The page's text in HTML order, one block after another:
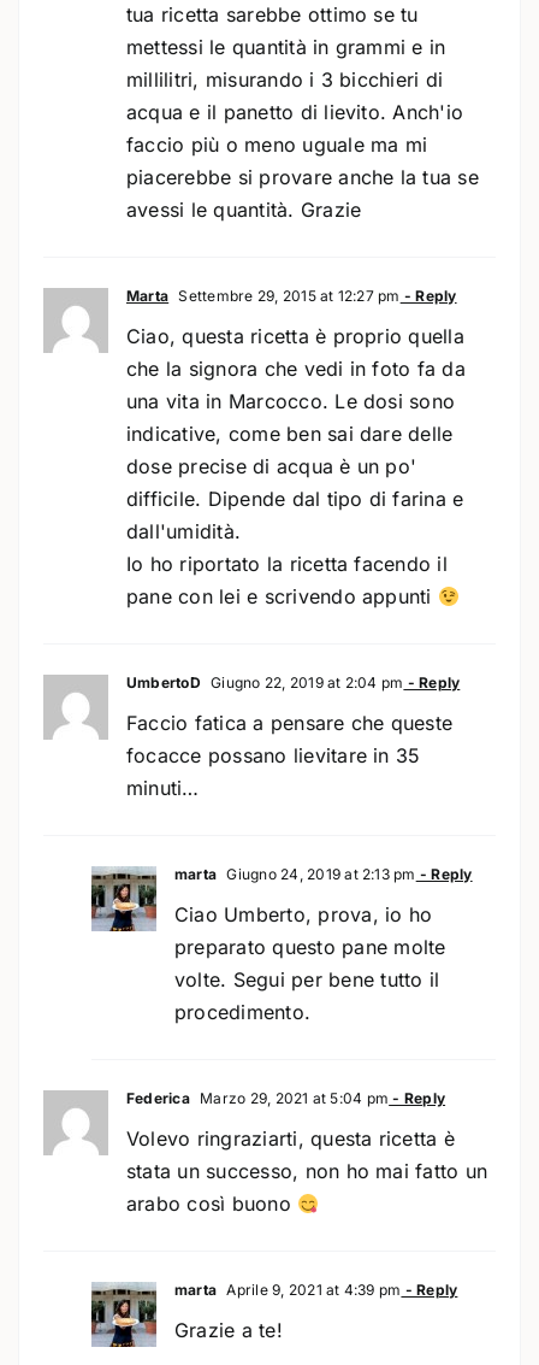
tua ricetta sarebbe ottimo se tu
mettessi le quantità in grammi e in
millilitri, misurando i 3 bicchieri di
acqua e il panetto di lievito. Anch'io
faccio più o meno uguale ma mi
piacerebbe si provare anche la tua se
avessi le quantità. Grazie
Marta Settembre 29, 2015 at 12:27 pm - Reply
Ciao, questa ricetta è proprio quella
che la signora che vedi in foto fa da
una vita in Marcocco. Le dosi sono
indicative, come ben sai dare delle
dose precise di acqua è un po'
difficile. Dipende dal tipo di farina e
dall'umidità.
Io ho riportato la ricetta facendo il
pane con lei e scrivendo appunti
UmbertoD Giugno 22, 2019 at 2:04 pm - Reply
Faccio fatica a pensare che queste
focacce possano lievitare in 35
minuti…
marta Giugno 24, 2019 at 2:13 pm - Reply
Ciao Umberto, prova, io ho
preparato questo pane molte
volte. Segui per bene tutto il
procedimento.
Federica Marzo 29, 2021 at 5:04 pm - Reply
Volevo ringraziarti, questa ricetta è
stata un successo, non ho mai fatto un
arabo così buono
marta Aprile 9, 2021 at 4:39 pm - Reply
Grazie a te!